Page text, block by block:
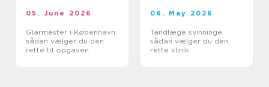
05. June 2026
Glarmester i København:
sådan vælger du den
rette til opgaven
06. May 2026
Tandlæge svinninge
sådan vælger du den
rette klinik